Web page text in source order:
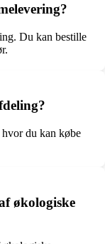
Du kan bestille
du kan købe
økologiske